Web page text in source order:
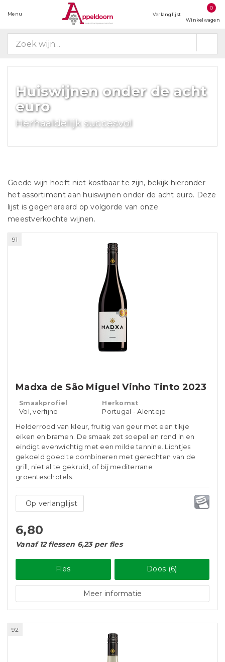
Menu Verlanglijst
0
Winkelwagen
Huiswijnen onder de acht
euro
Herhaaldelijk succesvol
Goede wijn hoeft niet kostbaar te zijn, bekijk hieronder
het assortiment aan huiswijnen onder de acht euro. Deze
lijst is gegenereerd op volgorde van onze
meestverkochte wijnen.
91
Madxa de São Miguel Vinho Tinto 2023
Smaakprofiel
Vol, verfijnd
Herkomst
Portugal - Alentejo
Helderrood van kleur, fruitig van geur met een tikje
eiken en bramen. De smaak zet soepel en rond in en
eindigt evenwichtig met een milde tannine. Lichtjes
gekoeld goed te combineren met gerechten van de
grill, niet al te gekruid, of bij mediterrane
groenteschotels.
Op verlanglijst
6,80
Vanaf 12 flessen 6,23 per fles
Fles Doos (6)
Meer informatie
92